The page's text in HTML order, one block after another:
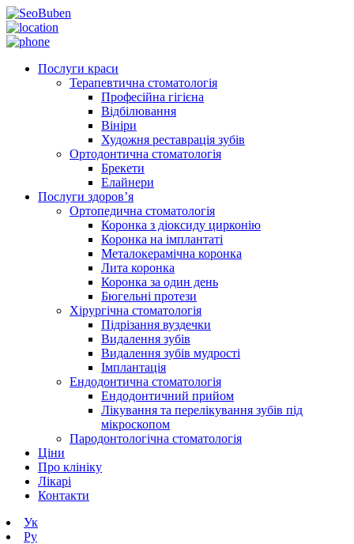
Послуги краси
Терапевтична стоматологія
Професійна гігієна
Відбілювання
Вініри
Художня реставрація зубів
Ортодонтична стоматологія
Брекети
Елайнери
Послуги здоров’я
Ортопедична стоматологія
Коронка з діоксиду цирконію
Коронка на імплантаті
Металокерамічна коронка
Лита коронка
Коронка за один день
Бюгельні протези
Хірургічна стоматологія
Підрізання вуздечки
Видалення зубів
Видалення зубів мудрості
Імплантація
Ендодонтична стоматологія
Ендодонтичний прийом
Лікування та перелікування зубів під
мікроскопом
Пародонтологічна стоматологія
Ціни
Про клініку
Лікарі
Контакти
Ук
Ру